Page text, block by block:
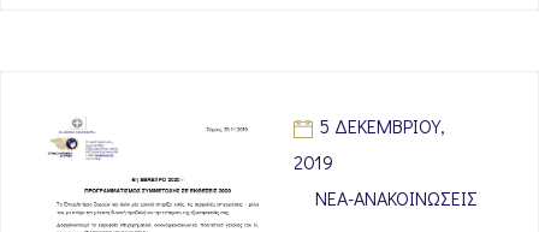
5 ΔΕΚΕΜΒΡΊΟΥ,
2019
ΝΈΑ-ΑΝΑΚΟΙΝΏΣΕΙΣ